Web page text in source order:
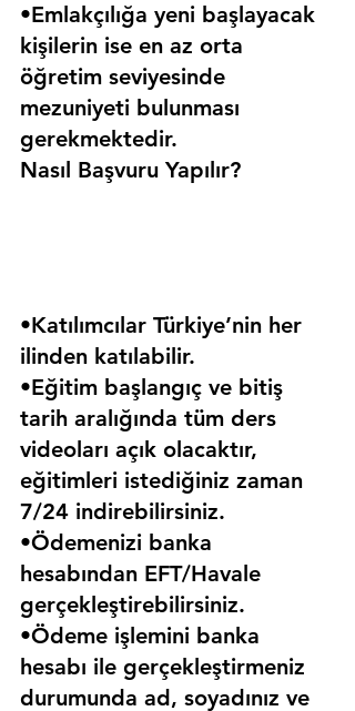
•Emlakçılığa yeni başlayacak
kişilerin ise en az orta
öğretim seviyesinde
mezuniyeti bulunması
gerekmektedir.
Nasıl Başvuru Yapılır?
•Katılımcılar Türkiye’nin her
ilinden katılabilir.
•Eğitim başlangıç ve bitiş
tarih aralığında tüm ders
videoları açık olacaktır,
eğitimleri istediğiniz zaman
7/24 indirebilirsiniz.
•Ödemenizi banka
hesabından EFT/Havale
gerçekleştirebilirsiniz.
•Ödeme işlemini banka
hesabı ile gerçekleştirmeniz
durumunda ad, soyadınız ve